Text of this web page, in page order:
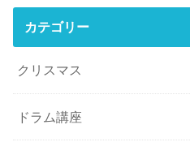
カテゴリー
クリスマス
ドラム講座